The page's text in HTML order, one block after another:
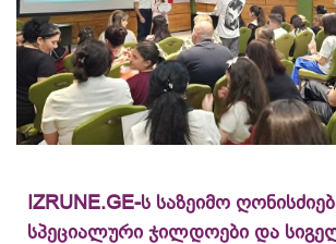
IZRUNE.GE-ს საზეიმო
სპეციალური ჯილდოები და